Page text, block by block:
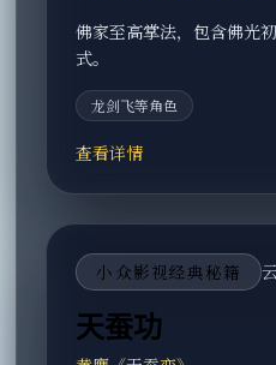
佛家至高掌法，包含佛光
式。
龙剑飞等角色
查看详情
小众影视经典秘籍
天蚕功